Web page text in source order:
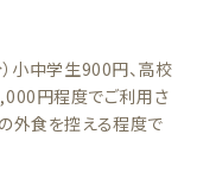
小中学生900円、高校
円程度でご利用さ
外食を控える程度で